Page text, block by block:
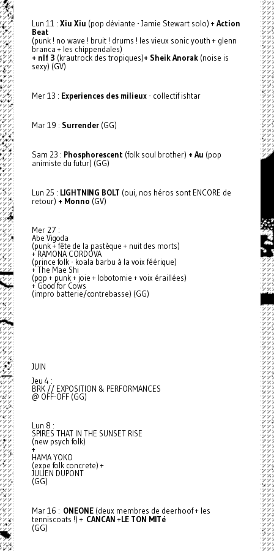
Lun 11 : Xiu Xiu (pop déviante - Jamie Stewart solo) +Action
Beat
(punk ! no wave ! bruit ! drums ! les vieux sonic youth + glenn
branca + les chippendales)
+ nlf 3 (krautrock des tropiques)+ Sheik Anorak(noise is
sexy) (GV)
Mer 13 : Experiences des milieux- collectif ishtar
Mar 19 : Surrender(GG)
Sam 23 : Phosphorescent (folk soul brother) + Au (pop
animiste du futur) (GG)
Lun 25 : LIGHTNING BOLT (oui, nos héros sont ENCORE de
retour) + Monno (GV)
Mer 27 :
Abe Vigoda
(punk + fête de la pastèque + nuit des morts)
+ RAMONA CORDOVA
(prince folk - koala barbu à la voix féérique)
+ The Mae Shi
(pop + punk + joie + lobotomie + voix éraillées)
+ Good for Cows
(impro batterie/contrebasse) (GG)
JUIN
Jeu 4 :
BRK // EXPOSITION & PERFORMANCES
@ OFF-OFF (GG)
Lun 8 :
SPIRES THAT IN THE SUNSET RISE
(new psych folk)
+
HAMA YOKO
(expe folk concrete) +
JULIEN DUPONT
(GG)
Mar 16 : ONEONE(deux membres de deerhoof + les
tenniscoats !) + CANCAN+LE TON MITé
(GG)